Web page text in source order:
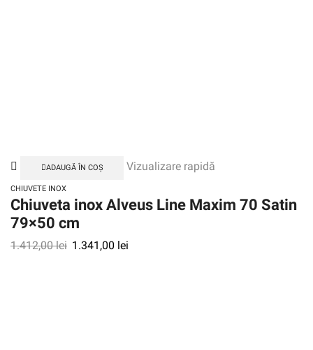
ADAUGĂ ÎN COȘ Vizualizare rapidă
CHIUVETE INOX
Chiuveta inox Alveus Line Maxim 70 Satin
79×50 cm
1.412,00lei 1.341,00 lei